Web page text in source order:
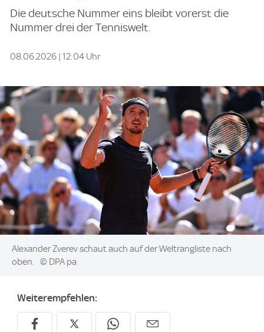
Die deutsche Nummer eins bleibt vorerst die
Nummer drei der Tenniswelt.
08.06.2026 | 12:04 Uhr
Image:
Alexander Zverev schaut auch auf der Weltrangliste nach
oben.
© DPA pa
Weiterempfehlen: